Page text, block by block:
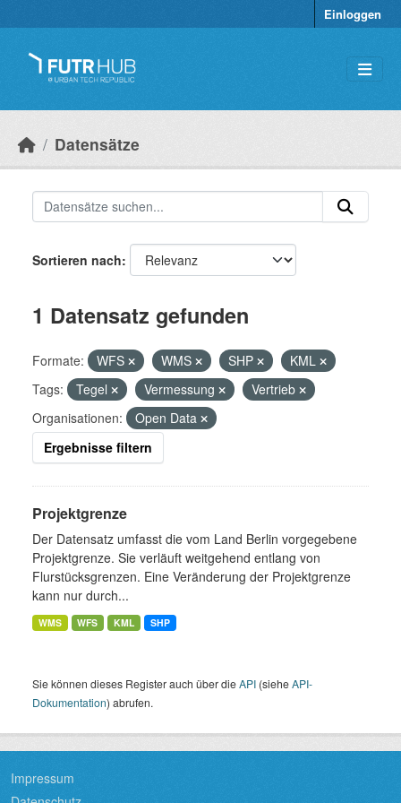
Einloggen
Datensätze
Sortieren nach
1 Datensatz gefunden
Formate: WFS WMS SHP
KML
Tags:
Tegel Vermessung
Vertrieb
Organisationen:
Open Data
Ergebnisse filtern
Projektgrenze
Der Datensatz umfasst die vom Land Berlin vorgegebene
Projektgrenze. Sie verläuft weitgehend entlang von
Flurstücksgrenzen. Eine Veränderung der Projektgrenze
kann nur durch...
WMS WFS KML SHP
Sie können dieses Register auch über dieAPI (sieheAPI-
Dokumentation) abrufen.
Impressum